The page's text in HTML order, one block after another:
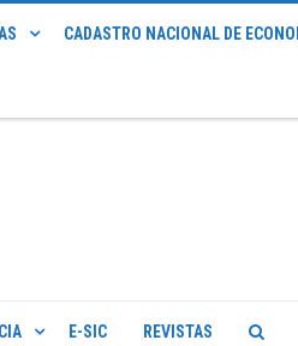
CADASTRO NACIONAL DE
E-SIC REVISTAS